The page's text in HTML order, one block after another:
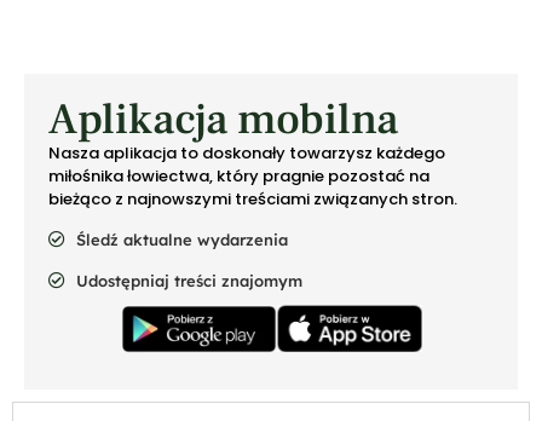
Aplikacja mobilna
Nasza aplikacja to doskonały towarzysz każdego
miłośnika łowiectwa, który pragnie pozostać na
bieżąco z najnowszymi treściami związanych stron.
Śledź aktualne wydarzenia
Udostępniaj treści znajomym